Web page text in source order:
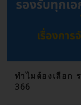
ทำไมต้องเลือก
366